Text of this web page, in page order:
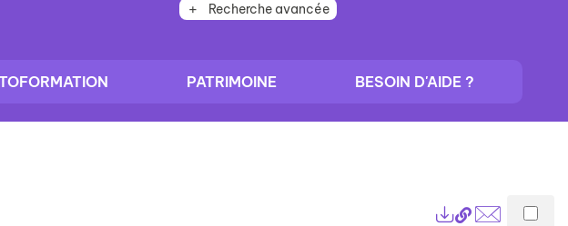
Recherche avancée
PATRIMOINE BESOIN D'AIDE ?
Lien